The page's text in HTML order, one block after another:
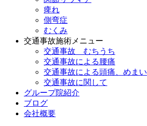
痺れ
側弯症
むくみ
交通事故施術メニュー
交通事故 むちうち
交通事故による腰痛
交通事故による頭痛、めまい
交通事故に関して
グループ院紹介
ブログ
会社概要